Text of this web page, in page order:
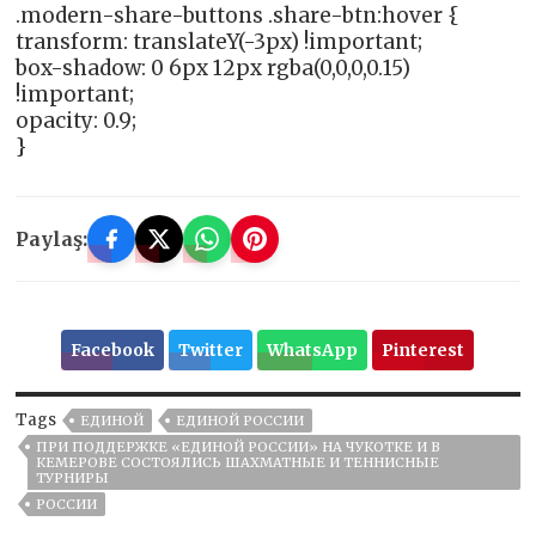
.modern-share-buttons .share-btn:hover {
transform: translateY(-3px) !important;
box-shadow: 0 6px 12px rgba(0,0,0,0.15)
!important;
opacity: 0.9;
}
Paylaş:
Facebook Twitter WhatsApp Pinterest
Tags ЕДИНОЙ
ЕДИНОЙ РОССИИ
ПРИ ПОДДЕРЖКЕ «ЕДИНОЙ РОССИИ» НА ЧУКОТКЕ И В
КЕМЕРОВЕ СОСТОЯЛИСЬ ШАХМАТНЫЕ И ТЕННИСНЫЕ
ТУРНИРЫ
РОССИИ